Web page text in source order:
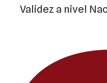
Validez a nivel